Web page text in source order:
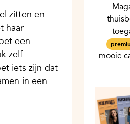
zitten en
haar
een
zelf
iets zijn dat
in een
mooie